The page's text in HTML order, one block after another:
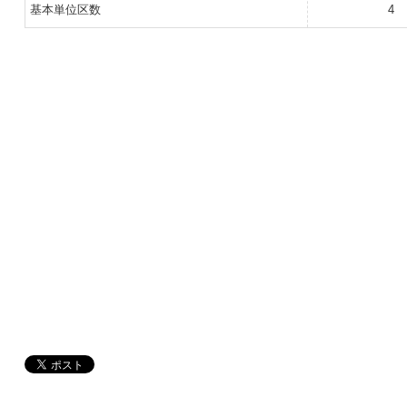
基本単位区数 4